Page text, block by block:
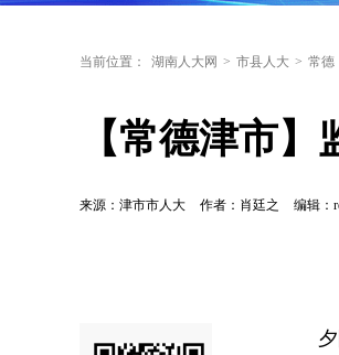
当前位置： 湖南人大网 > 市县人大 > 常德
【常德津市
来源：津市市人大 作者：肖廷之 编辑：
夕阳